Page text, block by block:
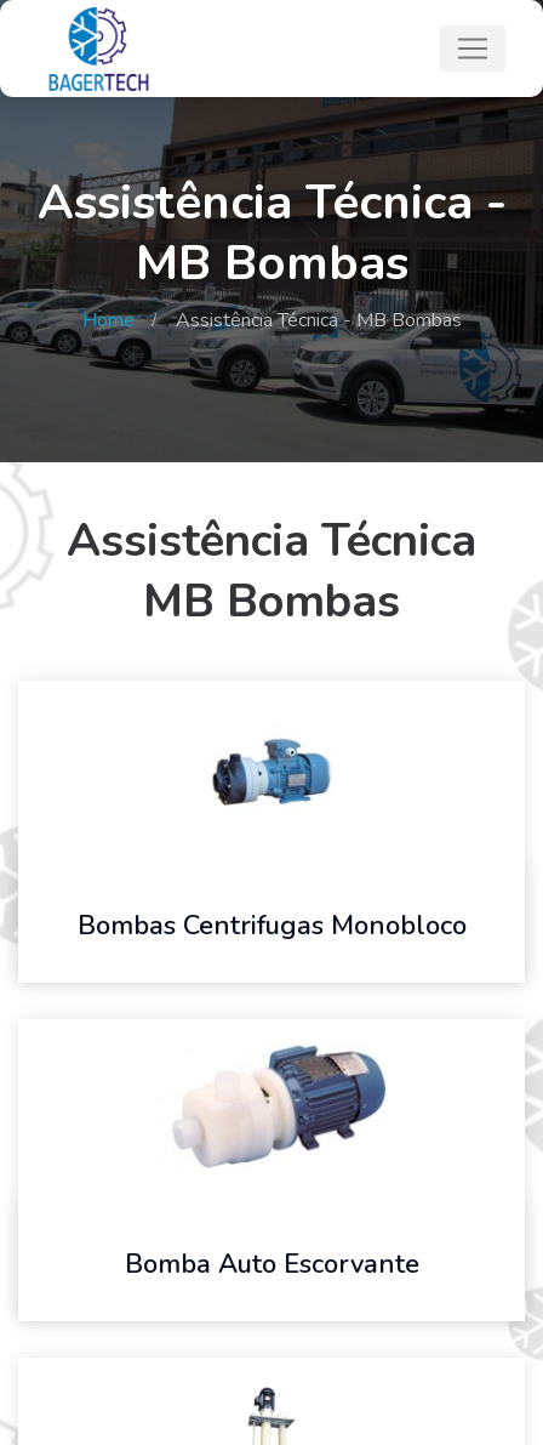
Assistência Técnica -
MB Bombas
Home Assistência Técnica - MB Bombas
Assistência Técnica
MB Bombas
Bombas Centrifugas Monobloco
Bomba Auto Escorvante